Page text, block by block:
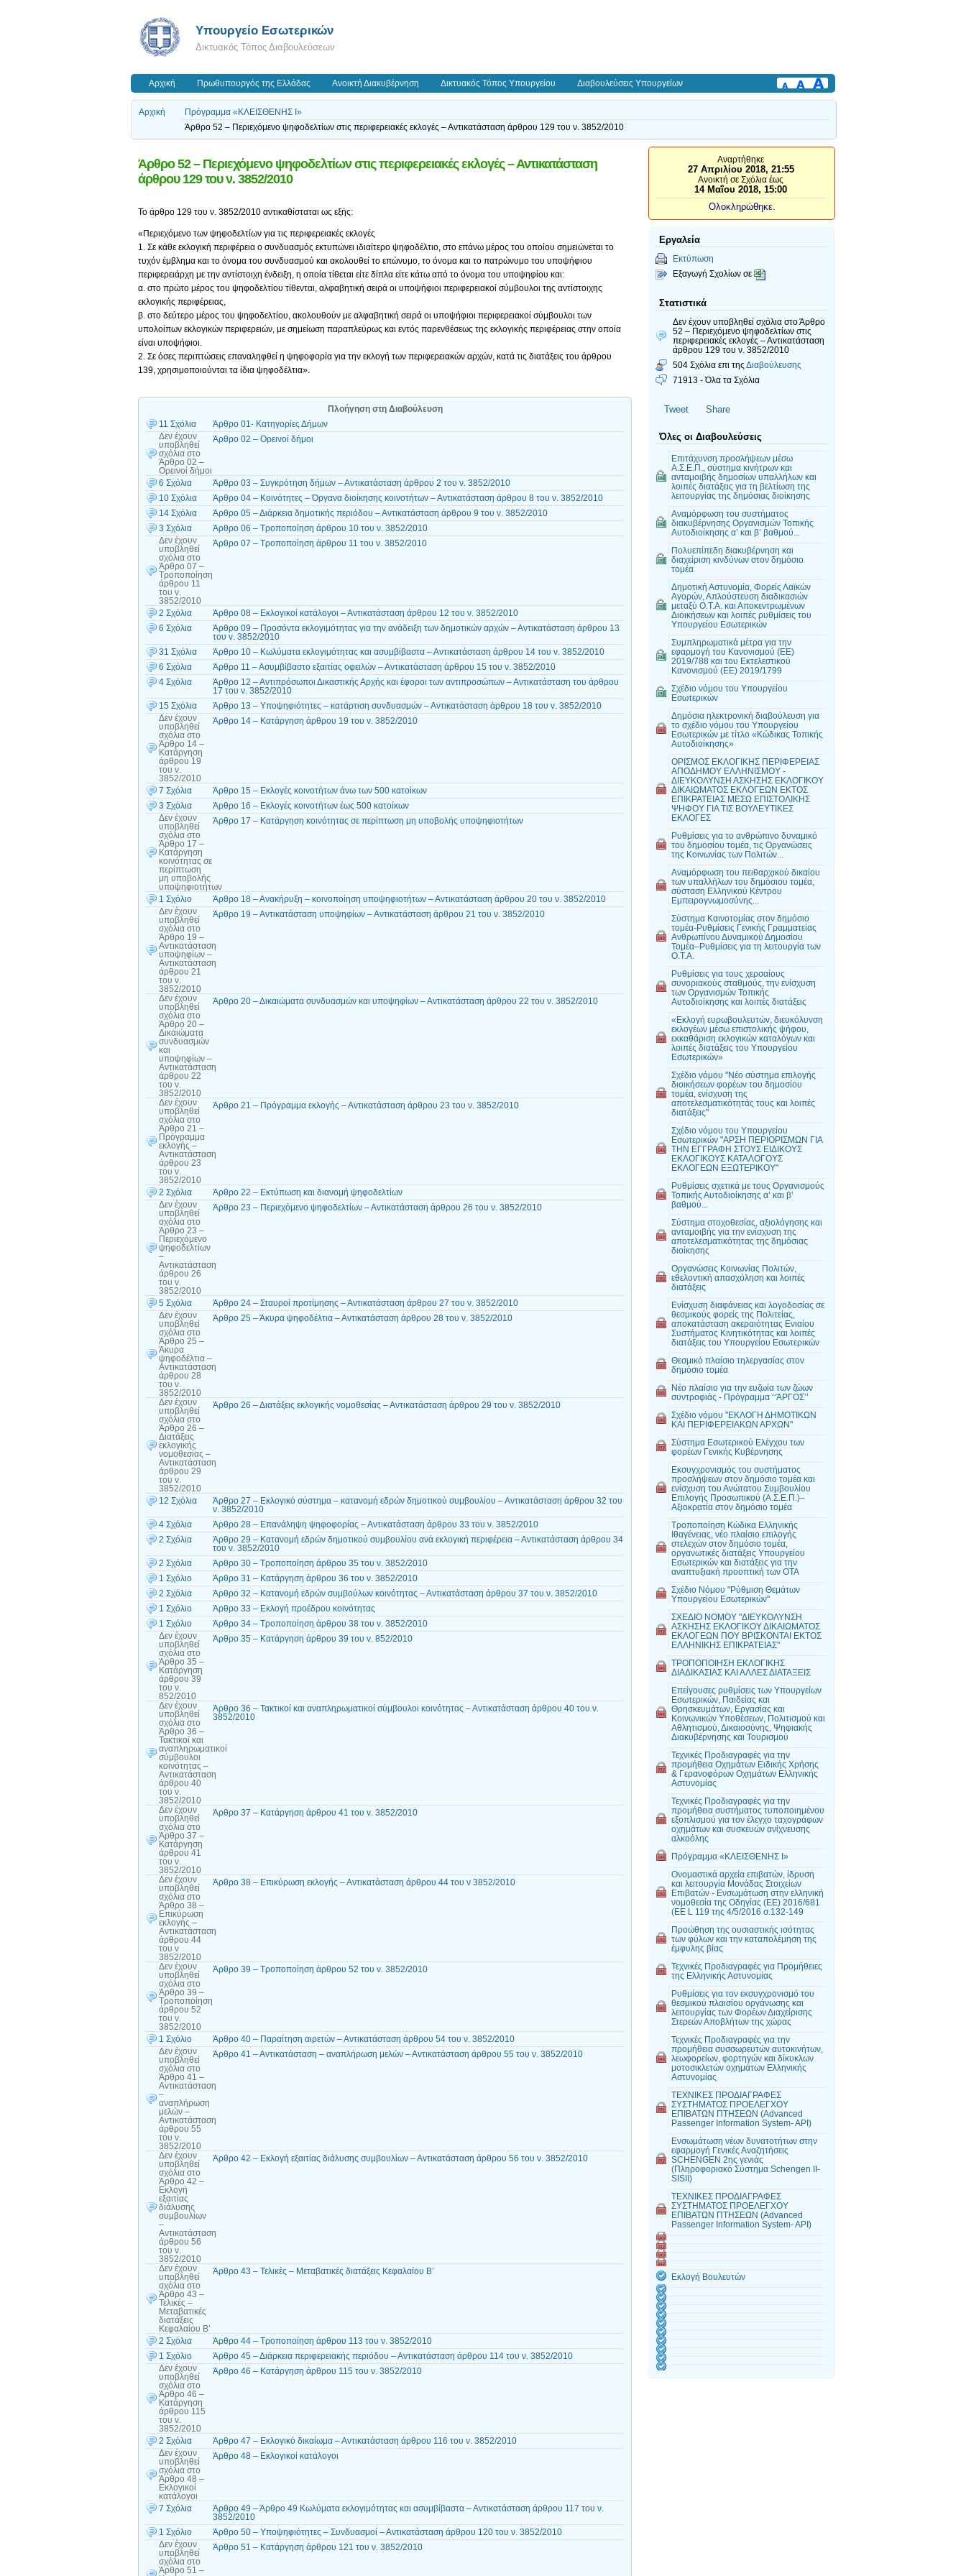
Υπουργείο Εσωτερικών
Δικτυακός Τόπος Διαβουλεύσεων
Αρχική Πρωθυπουργός της Ελλάδας Ανοικτή Διακυβέρνηση Δικτυακός Τόπος Υπουργείου Διαβουλεύσεις Υπουργείων
Αρχική
Πρόγραμμα «ΚΛΕΙΣΘΕΝΗΣ Ι»
Άρθρο 52 – Περιεχόμενο ψηφοδελτίων στις περιφερειακές εκλογές – Αντικατάσταση άρθρου 129 του ν. 3852/2010
Άρθρο 52 – Περιεχόμενο ψηφοδελτίων στις περιφερειακές εκλογές – Αντικατάσταση
άρθρου 129 του ν. 3852/2010
Το άρθρο 129 του ν. 3852/2010 αντικαθίσταται ως εξής:
«Περιεχόμενο των ψηφοδελτίων για τις περιφερειακές εκλογές
1. Σε κάθε εκλογική περιφέρεια ο συνδυασμός εκτυπώνει ιδιαίτερο ψηφοδέλτιο, στο επάνω μέρος του οποίου σημειώνεται το
τυχόν έμβλημα και το όνομα του συνδυασμού και ακολουθεί το επώνυμο, το όνομα και το πατρώνυμο του υποψήφιου
περιφερειάρχη με την αντίστοιχη ένδειξη, η οποία τίθεται είτε δίπλα είτε κάτω από το όνομα του υποψηφίου και:
α. στο πρώτο μέρος του ψηφοδελτίου τίθενται, αλφαβητική σειρά οι υποψήφιοι περιφερειακοί σύμβουλοι της αντίστοιχης
εκλογικής περιφέρειας,
β. στο δεύτερο μέρος του ψηφοδελτίου, ακολουθούν με αλφαβητική σειρά οι υποψήφιοι περιφερειακοί σύμβουλοι των
υπολοίπων εκλογικών περιφερειών, με σημείωση παραπλεύρως και εντός παρενθέσεως της εκλογικής περιφέρειας στην οποία
είναι υποψήφιοι.
2. Σε όσες περιπτώσεις επαναληφθεί η ψηφοφορία για την εκλογή των περιφερειακών αρχών, κατά τις διατάξεις του άρθρου
139, χρησιμοποιούνται τα ίδια ψηφοδέλτια».
Πλοήγηση στη Διαβούλευση
11 Σχόλια
Άρθρο 01- Κατηγορίες Δήμων
Δεν έχουν
υποβληθεί
σχόλια στο
Άρθρο 02 –
Ορεινοί δήμοι
Άρθρο 02 – Ορεινοί δήμοι
6 Σχόλια
Άρθρο 03 – Συγκρότηση δήμων – Αντικατάσταση άρθρου 2 του ν. 3852/2010
10 Σχόλια
Άρθρο 04 – Κοινότητες – Όργανα διοίκησης κοινοτήτων – Αντικατάσταση άρθρου 8 του ν. 3852/2010
14 Σχόλια
Άρθρο 05 – Διάρκεια δημοτικής περιόδου – Αντικατάσταση άρθρου 9 του ν. 3852/2010
3 Σχόλια
Άρθρο 06 – Τροποποίηση άρθρου 10 του ν. 3852/2010
Δεν έχουν
υποβληθεί
σχόλια στο
Άρθρο 07 –
Τροποποίηση
άρθρου 11
του ν.
3852/2010
Άρθρο 07 – Τροποποίηση άρθρου 11 του ν. 3852/2010
2 Σχόλια
Άρθρο 08 – Εκλογικοί κατάλογοι – Αντικατάσταση άρθρου 12 του ν. 3852/2010
6 Σχόλια
Άρθρο 09 – Προσόντα εκλογιμότητας για την ανάδειξη των δημοτικών αρχών – Αντικατάσταση άρθρου 13
του ν. 3852/2010
31 Σχόλια
Άρθρο 10 – Κωλύματα εκλογιμότητας και ασυμβίβαστα – Αντικατάσταση άρθρου 14 του ν. 3852/2010
6 Σχόλια
Άρθρο 11 – Ασυμβίβαστο εξαιτίας οφειλών – Αντικατάσταση άρθρου 15 του ν. 3852/2010
4 Σχόλια
Άρθρο 12 – Αντιπρόσωποι Δικαστικής Αρχής και έφοροι των αντιπροσώπων – Αντικατάσταση του άρθρου
17 του ν. 3852/2010
15 Σχόλια
Άρθρο 13 – Υποψηφιότητες – κατάρτιση συνδυασμών – Αντικατάσταση άρθρου 18 του ν. 3852/2010
Δεν έχουν
υποβληθεί
σχόλια στο
Άρθρο 14 –
Κατάργηση
άρθρου 19
του ν.
3852/2010
Άρθρο 14 – Κατάργηση άρθρου 19 του ν. 3852/2010
7 Σχόλια
Άρθρο 15 – Εκλογές κοινοτήτων άνω των 500 κατοίκων
3 Σχόλια
Άρθρο 16 – Εκλογές κοινοτήτων έως 500 κατοίκων
Δεν έχουν
υποβληθεί
σχόλια στο
Άρθρο 17 –
Κατάργηση
κοινότητας σε
περίπτωση
μη υποβολής
υποψηφιοτήτων
Άρθρο 17 – Κατάργηση κοινότητας σε περίπτωση μη υποβολής υποψηφιοτήτων
1 Σχόλιο
Άρθρο 18 – Ανακήρυξη – κοινοποίηση υποψηφιοτήτων – Αντικατάσταση άρθρου 20 του ν. 3852/2010
Δεν έχουν
υποβληθεί
σχόλια στο
Άρθρο 19 –
Αντικατάσταση
υποψηφίων –
Αντικατάσταση
άρθρου 21
του ν.
3852/2010
Άρθρο 19 – Αντικατάσταση υποψηφίων – Αντικατάσταση άρθρου 21 του ν. 3852/2010
Δεν έχουν
υποβληθεί
σχόλια στο
Άρθρο 20 –
Δικαιώματα
συνδυασμών
και
υποψηφίων –
Αντικατάσταση
άρθρου 22
του ν.
3852/2010
Άρθρο 20 – Δικαιώματα συνδυασμών και υποψηφίων – Αντικατάσταση άρθρου 22 του ν. 3852/2010
Δεν έχουν
υποβληθεί
σχόλια στο
Άρθρο 21 –
Πρόγραμμα
εκλογής –
Αντικατάσταση
άρθρου 23
του ν.
3852/2010
Άρθρο 21 – Πρόγραμμα εκλογής – Αντικατάσταση άρθρου 23 του ν. 3852/2010
2 Σχόλια
Άρθρο 22 – Εκτύπωση και διανομή ψηφοδελτίων
Δεν έχουν
υποβληθεί
σχόλια στο
Άρθρο 23 –
Περιεχόμενο
ψηφοδελτίων
–
Αντικατάσταση
άρθρου 26
του ν.
3852/2010
Άρθρο 23 – Περιεχόμενο ψηφοδελτίων – Αντικατάσταση άρθρου 26 του ν. 3852/2010
5 Σχόλια
Άρθρο 24 – Σταυροί προτίμησης – Αντικατάσταση άρθρου 27 του ν. 3852/2010
Δεν έχουν
υποβληθεί
σχόλια στο
Άρθρο 25 –
Άκυρα
ψηφοδέλτια –
Αντικατάσταση
άρθρου 28
του ν.
3852/2010
Άρθρο 25 – Άκυρα ψηφοδέλτια – Αντικατάσταση άρθρου 28 του ν. 3852/2010
Δεν έχουν
υποβληθεί
σχόλια στο
Άρθρο 26 –
Διατάξεις
εκλογικής
νομοθεσίας –
Αντικατάσταση
άρθρου 29
του ν.
3852/2010
Άρθρο 26 – Διατάξεις εκλογικής νομοθεσίας – Αντικατάσταση άρθρου 29 του ν. 3852/2010
12 Σχόλια
Άρθρο 27 – Εκλογικό σύστημα – κατανομή εδρών δημοτικού συμβουλίου – Αντικατάσταση άρθρου 32 του
ν. 3852/2010
4 Σχόλια
Άρθρο 28 – Επανάληψη ψηφοφορίας – Αντικατάσταση άρθρου 33 του ν. 3852/2010
2 Σχόλια
Άρθρο 29 – Κατανομή εδρών δημοτικού συμβουλίου ανά εκλογική περιφέρεια – Αντικατάσταση άρθρου 34
του ν. 3852/2010
2 Σχόλια
Άρθρο 30 – Τροποποίηση άρθρου 35 του ν. 3852/2010
1 Σχόλιο
Άρθρο 31 – Κατάργηση άρθρου 36 του ν. 3852/2010
2 Σχόλια
Άρθρο 32 – Κατανομή εδρών συμβούλων κοινότητας – Αντικατάσταση άρθρου 37 του ν. 3852/2010
1 Σχόλιο
Άρθρο 33 – Εκλογή προέδρου κοινότητας
1 Σχόλιο
Άρθρο 34 – Τροποποίηση άρθρου 38 του ν. 3852/2010
Δεν έχουν
υποβληθεί
σχόλια στο
Άρθρο 35 –
Κατάργηση
άρθρου 39
του ν.
852/2010
Άρθρο 35 – Κατάργηση άρθρου 39 του ν. 852/2010
Δεν έχουν
υποβληθεί
σχόλια στο
Άρθρο 36 –
Τακτικοί και
αναπληρωματικοί
σύμβουλοι
κοινότητας –
Αντικατάσταση
άρθρου 40
του ν.
3852/2010
Άρθρο 36 – Τακτικοί και αναπληρωματικοί σύμβουλοι κοινότητας – Αντικατάσταση άρθρου 40 του ν.
3852/2010
Δεν έχουν
υποβληθεί
σχόλια στο
Άρθρο 37 –
Κατάργηση
άρθρου 41
του ν.
3852/2010
Άρθρο 37 – Κατάργηση άρθρου 41 του ν. 3852/2010
Δεν έχουν
υποβληθεί
σχόλια στο
Άρθρο 38 –
Επικύρωση
εκλογής –
Αντικατάσταση
άρθρου 44
του ν
3852/2010
Άρθρο 38 – Επικύρωση εκλογής – Αντικατάσταση άρθρου 44 του ν 3852/2010
Δεν έχουν
υποβληθεί
σχόλια στο
Άρθρο 39 –
Τροποποίηση
άρθρου 52
του ν.
3852/2010
Άρθρο 39 – Τροποποίηση άρθρου 52 του ν. 3852/2010
1 Σχόλιο
Άρθρο 40 – Παραίτηση αιρετών – Αντικατάσταση άρθρου 54 του ν. 3852/2010
Δεν έχουν
υποβληθεί
σχόλια στο
Άρθρο 41 –
Αντικατάσταση
–
αναπλήρωση
μελών –
Αντικατάσταση
άρθρου 55
του ν.
3852/2010
Άρθρο 41 – Αντικατάσταση – αναπλήρωση μελών – Αντικατάσταση άρθρου 55 του ν. 3852/2010
Δεν έχουν
υποβληθεί
σχόλια στο
Άρθρο 42 –
Εκλογή
εξαιτίας
διάλυσης
συμβουλίων
–
Αντικατάσταση
άρθρου 56
του ν.
3852/2010
Άρθρο 42 – Εκλογή εξαιτίας διάλυσης συμβουλίων – Αντικατάσταση άρθρου 56 του ν. 3852/2010
Δεν έχουν
υποβληθεί
σχόλια στο
Άρθρο 43 –
Τελικές –
Μεταβατικές
διατάξεις
Κεφαλαίου Β’
Άρθρο 43 – Τελικές – Μεταβατικές διατάξεις Κεφαλαίου Β’
2 Σχόλια
Άρθρο 44 – Τροποποίηση άρθρου 113 του ν. 3852/2010
1 Σχόλιο
Άρθρο 45 – Διάρκεια περιφερειακής περιόδου – Αντικατάσταση άρθρου 114 του ν. 3852/2010
Δεν έχουν
υποβληθεί
σχόλια στο
Άρθρο 46 –
Κατάργηση
άρθρου 115
του ν.
3852/2010
Άρθρο 46 – Κατάργηση άρθρου 115 του ν. 3852/2010
2 Σχόλια
Άρθρο 47 – Εκλογικό δικαίωμα – Αντικατάσταση άρθρου 116 του ν. 3852/2010
Δεν έχουν
υποβληθεί
σχόλια στο
Άρθρο 48 –
Εκλογικοί
κατάλογοι
Άρθρο 48 – Εκλογικοί κατάλογοι
7 Σχόλια
Άρθρο 49 – Άρθρο 49 Κωλύματα εκλογιμότητας και ασυμβίβαστα – Αντικατάσταση άρθρου 117 του ν.
3852/2010
1 Σχόλιο
Άρθρο 50 – Υποψηφιότητες – Συνδυασμοί – Αντικατάσταση άρθρου 120 του ν. 3852/2010
Δεν έχουν
υποβληθεί
σχόλια στο
Άρθρο 51 –
Άρθρο 51 – Κατάργηση άρθρου 121 του ν. 3852/2010
Αναρτήθηκε
27 Απριλίου 2018, 21:55
Ανοικτή σε Σχόλια έως
14 Μαΐου 2018, 15:00
Ολοκληρώθηκε.
Εργαλεία
Εκτύπωση
Εξαγωγή Σχολίων σε
Στατιστικά
Δεν έχουν υποβληθεί σχόλια στο Άρθρο
52 – Περιεχόμενο ψηφοδελτίων στις
περιφερειακές εκλογές – Αντικατάσταση
άρθρου 129 του ν. 3852/2010
504 Σχόλια επι της Διαβούλευσης
71913 - Όλα τα Σχόλια
Tweet Share
Όλες οι Διαβουλεύσεις
Επιτάχυνση προσλήψεων μέσω
Α.Σ.Ε.Π., σύστημα κινήτρων και
ανταμοιβής δημοσίων υπαλλήλων και
λοιπές διατάξεις για τη βελτίωση της
λειτουργίας της δημόσιας διοίκησης
Αναμόρφωση του συστήματος
διακυβέρνησης Οργανισμών Τοπικής
Αυτοδιοίκησης α’ και β’ βαθμού...
Πολυεπίπεδη διακυβέρνηση και
διαχείριση κινδύνων στον δημόσιο
τομέα
Δημοτική Αστυνομία, Φορείς Λαϊκών
Αγορών, Απλούστευση διαδικασιών
μεταξύ Ο.Τ.Α. και Αποκεντρωμένων
Διοικήσεων και λοιπές ρυθμίσεις του
Υπουργείου Εσωτερικών
Συμπληρωματικά μέτρα για την
εφαρμογή του Κανονισμού (ΕΕ)
2019/788 και του Εκτελεστικού
Κανονισμού (ΕΕ) 2019/1799
Σχέδιο νόμου του Υπουργείου
Εσωτερικών
Δημόσια ηλεκτρονική διαβούλευση για
το σχέδιο νόμου του Υπουργείου
Εσωτερικών με τίτλο «Κώδικας Τοπικής
Αυτοδιοίκησης»
ΟΡΙΣΜΟΣ ΕΚΛΟΓΙΚΗΣ ΠΕΡΙΦΕΡΕΙΑΣ
ΑΠΟΔΗΜΟΥ ΕΛΛΗΝΙΣΜΟΥ -
ΔΙΕΥΚΟΛΥΝΣΗ ΑΣΚΗΣΗΣ ΕΚΛΟΓΙΚΟΥ
ΔΙΚΑΙΩΜΑΤΟΣ ΕΚΛΟΓΕΩΝ ΕΚΤΟΣ
ΕΠΙΚΡΑΤΕΙΑΣ ΜΕΣΩ ΕΠΙΣΤΟΛΙΚΗΣ
ΨΗΦΟΥ ΓΙΑ ΤΙΣ ΒΟΥΛΕΥΤΙΚΕΣ
ΕΚΛΟΓΕΣ
Ρυθμίσεις για το ανθρώπινο δυναμικό
του δημοσίου τομέα, τις Οργανώσεις
της Κοινωνίας των Πολιτών...
Αναμόρφωση του πειθαρχικού δικαίου
των υπαλλήλων του δημόσιου τομέα,
σύσταση Ελληνικού Κέντρου
Εμπειρογνωμοσύνης...
Σύστημα Καινοτομίας στον δημόσιο
τομέα-Ρυθμίσεις Γενικής Γραμματείας
Ανθρωπίνου Δυναμικού Δημοσίου
Τομέα–Ρυθμίσεις για τη λειτουργία των
Ο.Τ.Α.
Ρυθμίσεις για τους χερσαίους
συνοριακούς σταθμούς, την ενίσχυση
των Οργανισμών Τοπικής
Αυτοδιοίκησης και λοιπές διατάξεις
«Εκλογή ευρωβουλευτών, διευκόλυνση
εκλογέων μέσω επιστολικής ψήφου,
εκκαθάριση εκλογικών καταλόγων και
λοιπές διατάξεις του Υπουργείου
Εσωτερικών»
Σχέδιο νόμου "Νέο σύστημα επιλογής
διοικήσεων φορέων του δημοσίου
τομέα, ενίσχυση της
αποτελεσματικότητάς τους και λοιπές
διατάξεις"
Σχέδιο νόμου του Υπουργείου
Εσωτερικών "ΑΡΣΗ ΠΕΡΙΟΡΙΣΜΩΝ ΓΙΑ
ΤΗΝ ΕΓΓΡΑΦΗ ΣΤΟΥΣ ΕΙΔΙΚΟΥΣ
ΕΚΛΟΓΙΚΟΥΣ ΚΑΤΑΛΟΓΟΥΣ
ΕΚΛΟΓΕΩΝ ΕΞΩΤΕΡΙΚΟΥ"
Ρυθμίσεις σχετικά με τους Οργανισμούς
Τοπικής Αυτοδιοίκησης α’ και β’
βαθμού...
Σύστημα στοχοθεσίας, αξιολόγησης και
ανταμοιβής για την ενίσχυση της
αποτελεσματικότητας της δημόσιας
διοίκησης
Οργανώσεις Κοινωνίας Πολιτών,
εθελοντική απασχόληση και λοιπές
διατάξεις
Ενίσχυση διαφάνειας και λογοδοσίας σε
θεσμικούς φορείς της Πολιτείας,
αποκατάσταση ακεραιότητας Ενιαίου
Συστήματος Κινητικότητας και λοιπές
διατάξεις του Υπουργείου Εσωτερικών
Θεσμικό πλαίσιο τηλεργασίας στον
δημόσιο τομέα
Νέο πλαίσιο για την ευζωία των ζώων
συντροφιάς - Πρόγραμμα ‘‘ΆΡΓΟΣ’’
Σχέδιο νόμου "ΕΚΛΟΓΗ ΔΗΜΟΤΙΚΩΝ
ΚΑΙ ΠΕΡΙΦΕΡΕΙΑΚΩΝ ΑΡΧΩΝ"
Σύστημα Εσωτερικού Ελέγχου των
φορέων Γενικής Κυβέρνησης
Εκσυγχρονισμός του συστήματος
προσλήψεων στον δημόσιο τομέα και
ενίσχυση του Ανώτατου Συμβουλίου
Επιλογής Προσωπικού (Α.Σ.Ε.Π.)–
Αξιοκρατία στον δημόσιο τομέα
Τροποποίηση Κώδικα Ελληνικής
Ιθαγένειας, νέο πλαίσιο επιλογής
στελεχών στον δημόσιο τομέα,
οργανωτικές διατάξεις Υπουργείου
Εσωτερικών και διατάξεις για την
αναπτυξιακή προοπτική των ΟΤΑ
Σχέδιο Νόμου "Ρύθμιση Θεμάτων
Υπουργείου Εσωτερικών"
ΣΧΕΔΙΟ ΝΟΜΟΥ "ΔΙΕΥΚΟΛΥΝΣΗ
ΑΣΚΗΣΗΣ ΕΚΛΟΓΙΚΟΥ ΔΙΚΑΙΩΜΑΤΟΣ
ΕΚΛΟΓΕΩΝ ΠΟΥ ΒΡΙΣΚΟΝΤΑΙ ΕΚΤΟΣ
ΕΛΛΗΝΙΚΗΣ ΕΠΙΚΡΑΤΕΙΑΣ"
ΤΡΟΠΟΠΟΙΗΣΗ ΕΚΛΟΓΙΚΗΣ
ΔΙΑΔΙΚΑΣΙΑΣ ΚΑΙ ΑΛΛΕΣ ΔΙΑΤΑΞΕΙΣ
Επείγουσες ρυθμίσεις των Υπουργείων
Εσωτερικών, Παιδείας και
Θρησκευμάτων, Εργασίας και
Κοινωνικών Υποθέσεων, Πολιτισμού και
Αθλητισμού, Δικαιοσύνης, Ψηφιακής
Διακυβέρνησης και Τουρισμού
Τεχνικές Προδιαγραφές για την
προμήθεια Οχημάτων Ειδικής Χρήσης
& Γερανοφόρων Οχημάτων Ελληνικής
Αστυνομίας
Τεχνικές Προδιαγραφές για την
προμήθεια συστήματος τυποποιημένου
εξοπλισμού για τον έλεγχο ταχογράφων
οχημάτων και συσκευών ανίχνευσης
αλκοόλης
Πρόγραμμα «ΚΛΕΙΣΘΕΝΗΣ Ι»
Ονομαστικά αρχεία επιβατών, ίδρυση
και λειτουργία Μονάδας Στοιχείων
Επιβατών - Ενσωμάτωση στην ελληνική
νομοθεσία της Οδηγίας (EE) 2016/681
(EE L 119 της 4/5/2016 σ.132-149
Προώθηση της ουσιαστικής ισότητας
των φύλων και την καταπολέμηση της
έμφυλης βίας
Τεχνικές Προδιαγραφές για Προμήθειες
της Ελληνικής Αστυνομίας
Ρυθμίσεις για τον εκσυγχρονισμό του
θεσμικού πλαισίου οργάνωσης και
λειτουργίας των Φορέων Διαχείρισης
Στερεών Αποβλήτων της χώρας
Τεχνικές Προδιαγραφές για την
προμήθεια συσσωρευτών αυτοκινήτων,
λεωφορείων, φορτηγών και δίκυκλων
μοτοσικλετών οχημάτων Ελληνικής
Αστυνομίας
ΤΕΧΝΙΚΕΣ ΠΡΟΔΙΑΓΡΑΦΕΣ
ΣΥΣΤΗΜΑΤΟΣ ΠΡΟΕΛΕΓΧΟΥ
ΕΠΙΒΑΤΩΝ ΠΤΗΣΕΩΝ (Advanced
Passenger Information System- API)
Ενσωμάτωση νέων δυνατοτήτων στην
εφαρμογή Γενικές Αναζητήσεις
SCHENGEN 2ης γενιάς
(Πληροφοριακό Σύστημα Schengen II-
SISII)
ΤΕΧΝΙΚΕΣ ΠΡΟΔΙΑΓΡΑΦΕΣ
ΣΥΣΤΗΜΑΤΟΣ ΠΡΟΕΛΕΓΧΟΥ
ΕΠΙΒΑΤΩΝ ΠΤΗΣΕΩΝ (Advanced
Passenger Information System- API)
Εκλογή Βουλευτών